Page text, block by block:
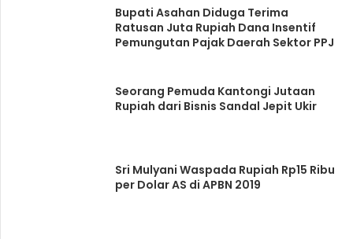
Bupati Asahan Diduga Terima
Ratusan Juta Rupiah Dana Insentif
Pemungutan Pajak Daerah Sektor PPJ
Seorang Pemuda Kantongi Jutaan
Rupiah dari Bisnis Sandal Jepit Ukir
Sri Mulyani Waspada Rupiah Rp15 Ribu
per Dolar AS di APBN 2019